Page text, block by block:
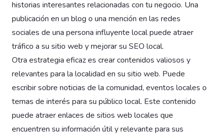
historias interesantes relacionadas con tu negocio. Una
publicación en un blog o una mención en las redes
sociales de una persona influyente local puede atraer
tráfico a su sitio web y mejorar su SEO local.
Otra estrategia eficaz es crear contenidos valiosos y
relevantes para la localidad en su sitio web. Puede
escribir sobre noticias de la comunidad, eventos locales o
temas de interés para su público local. Este contenido
puede atraer enlaces de sitios web locales que
encuentren su información útil y relevante para sus